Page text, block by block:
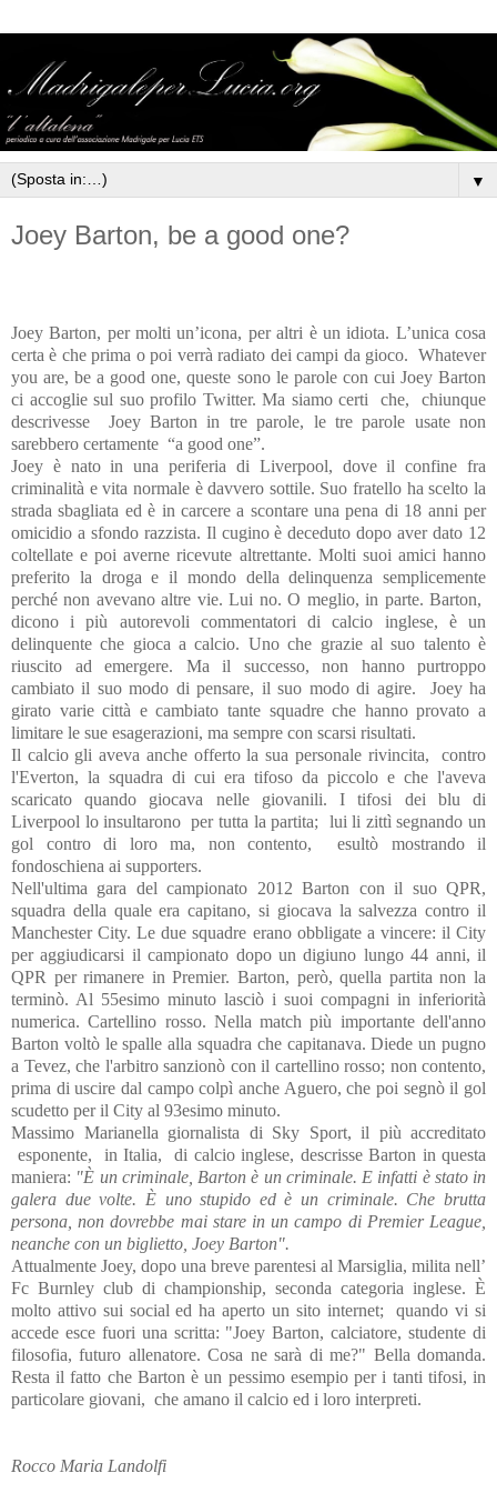
▼
Joey Barton, be a good one?
Joey Barton, per molti un’icona, per altri è un idiota. L’unica cosa
certa è che prima o poi verrà radiato dei campi da gioco. Whatever
you are, be a good one, queste sono le parole con cui Joey Barton
ci accoglie sul suo profilo Twitter. Ma siamo certi
che,
chiunque
descrivesse
Joey Barton in tre parole, le tre parole usate non
sarebbero certamente “a good one”.
Joey è nato in una periferia di Liverpool, dove il confine fra
criminalità e vita normale è davvero sottile. Suo fratello ha scelto la
strada sbagliata ed è in carcere a scontare una pena di 18 anni per
omicidio a sfondo razzista. Il cugino è deceduto dopo aver dato 12
coltellate e poi averne ricevute altrettante. Molti suoi amici hanno
preferito la droga e il mondo della delinquenza semplicemente
perché non avevano altre vie. Lui no. O meglio, in parte. Barton,
dicono i più autorevoli commentatori di calcio inglese, è un
delinquente che gioca a calcio. Uno che grazie al suo talento è
riuscito ad emergere. Ma il successo, non hanno purtroppo
cambiato il suo modo di pensare, il suo modo di agire.
Joey ha
girato varie città e cambiato tante squadre che hanno provato a
limitare le sue esagerazioni, ma sempre con scarsi risultati.
Il calcio gli aveva anche offerto la sua personale rivincita,
contro
l'Everton, la squadra di cui era tifoso da piccolo e che l'aveva
scaricato quando giocava nelle giovanili. I tifosi dei blu di
Liverpool lo insultarono per tutta la partita;
lui li zittì segnando un
gol contro di loro ma, non contento,
esultò mostrando il
fondoschiena ai supporters.
Nell'ultima gara del campionato 2012 Barton con il suo QPR,
squadra della quale era capitano, si giocava la salvezza contro il
Manchester City. Le due squadre erano obbligate a vincere: il City
per aggiudicarsi il campionato dopo un digiuno lungo 44 anni, il
QPR per rimanere in Premier. Barton, però, quella partita non la
terminò. Al 55esimo minuto lasciò i suoi compagni in inferiorità
numerica. Cartellino rosso. Nella match più importante dell'anno
Barton voltò le spalle alla squadra che capitanava. Diede un pugno
a Tevez, che l'arbitro sanzionò con il cartellino rosso; non contento,
prima di uscire dal campo colpì anche Aguero, che poi segnò il gol
scudetto per il City al 93esimo minuto.
Massimo Marianella giornalista di Sky Sport, il più accreditato
esponente,
in Italia,
di calcio inglese, descrisse Barton in questa
maniera: "È un criminale, Barton è un criminale. E infatti è stato in
galera due volte. È uno stupido ed è un criminale. Che brutta
persona, non dovrebbe mai stare in un campo di Premier League,
neanche con un biglietto, Joey Barton".
Attualmente Joey, dopo una breve parentesi al Marsiglia, milita nell’
Fc Burnley club di championship, seconda categoria inglese. È
molto attivo sui social ed ha aperto un sito internet;
quando vi si
accede esce fuori una scritta: "Joey Barton, calciatore, studente di
filosofia, futuro allenatore. Cosa ne sarà di me?" Bella domanda.
Resta il fatto che Barton è un pessimo esempio per i tanti tifosi, in
particolare giovani, che amano il calcio ed i loro interpreti.
Rocco Maria Landolfi